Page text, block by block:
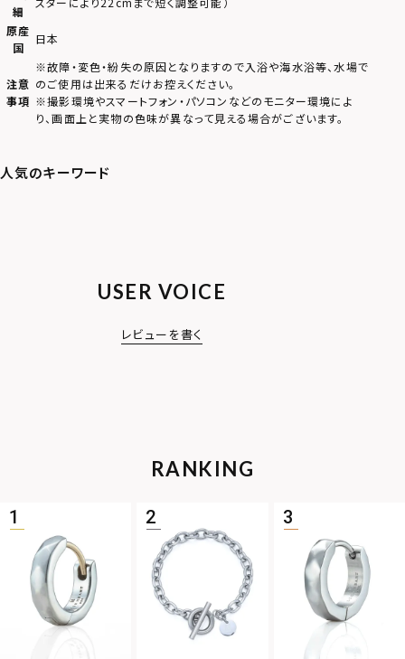
細
原産
国
日本
注意
事項
※故障・変色・紛失の原因となりますので入浴や海水浴等、水場で
のご使用は出来るだけお控えください。
※撮影環境やスマートフォン・パソコンなどのモニター環境によ
り、画面上と実物の色味が異なって見える場合がございます。
USER VOICE
レビューを書く
RANKING